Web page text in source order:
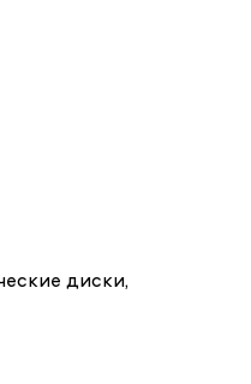
диски,